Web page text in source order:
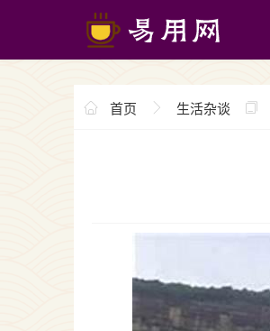
首页 生活杂谈